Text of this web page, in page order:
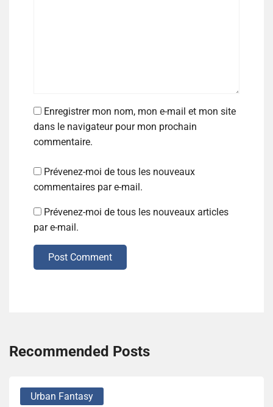
Enregistrer mon nom, mon e-mail et mon site
dans le navigateur pour mon prochain
commentaire.
Prévenez-moi de tous les nouveaux
commentaires par e-mail.
Prévenez-moi de tous les nouveaux articles
par e-mail.
Post Comment
Recommended Posts
Urban Fantasy